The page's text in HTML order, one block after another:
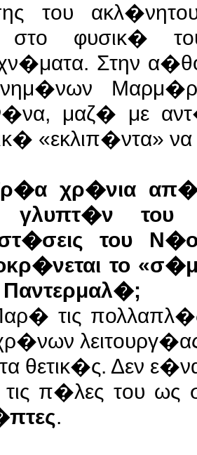
του
φυσικ�
Στην
μαζ� με
«εκλιπ�ντα»
χρ�νια
γλυπτ�ν του
του
το
Παντερμαλ�;
τις
θετικ�ς. Δεν
τις π�λες του
.